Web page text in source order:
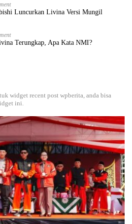
Luncurkan Livina Versi Mungil
Terungkap, Apa Kata NMI?
widget recent post wpberita, anda bisa
ini.